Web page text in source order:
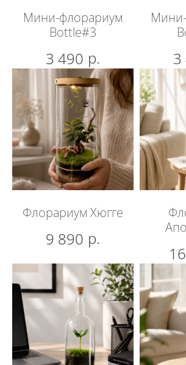
Мини-флорариум
Bottle#3
3 490 р. 3
Флорариум Хюгге
9 890 р.
Брендирование
Мы готовы создать уникальный